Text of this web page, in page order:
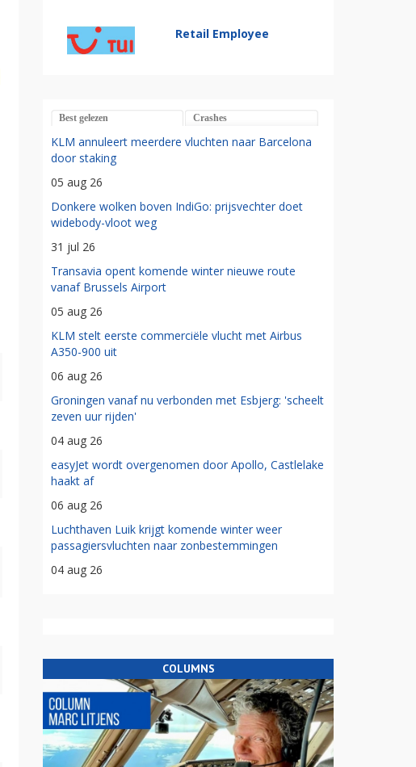
Retail Employee
Best gelezen Crashes
KLM annuleert meerdere vluchten naar Barcelona
door staking
05 aug 26
Donkere wolken boven IndiGo: prijsvechter doet
widebody-vloot weg
31 jul 26
Transavia opent komende winter nieuwe route
vanaf Brussels Airport
05 aug 26
KLM stelt eerste commerciële vlucht met Airbus
A350-900 uit
06 aug 26
Groningen vanaf nu verbonden met Esbjerg: 'scheelt
zeven uur rijden'
04 aug 26
easyJet wordt overgenomen door Apollo, Castlelake
haakt af
06 aug 26
Luchthaven Luik krijgt komende winter weer
passagiersvluchten naar zonbestemmingen
04 aug 26
COLUMNS